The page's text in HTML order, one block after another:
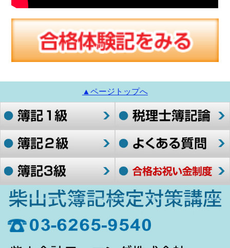
▲ページトップへ